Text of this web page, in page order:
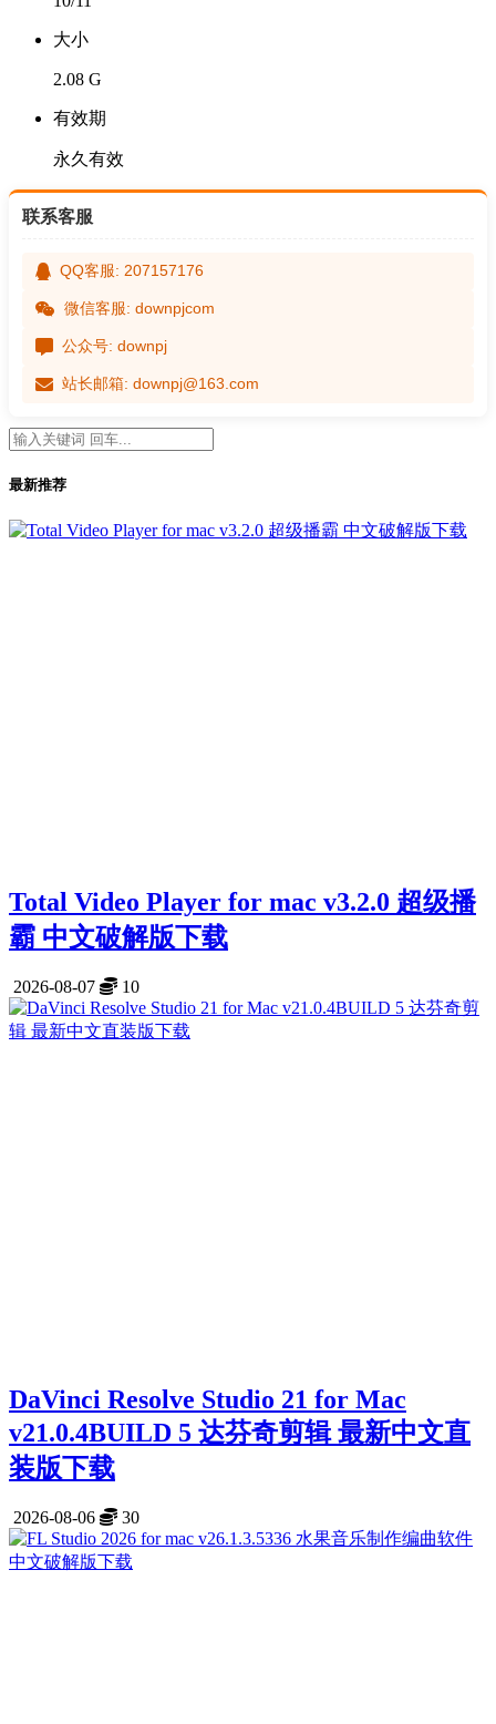
大小
2.08 G
有效期
永久有效
联系客服
QQ客服: 207157176
微信客服: downpjcom
公众号: downpj
站长邮箱: downpj@163.com
最新推荐
Total Video Player for mac v3.2.0 超级播
霸 中文破解版下载
2026-08-07 10
DaVinci Resolve Studio 21 for Mac
v21.0.4BUILD 5 达芬奇剪辑 最新中文直
装版下载
2026-08-06 30